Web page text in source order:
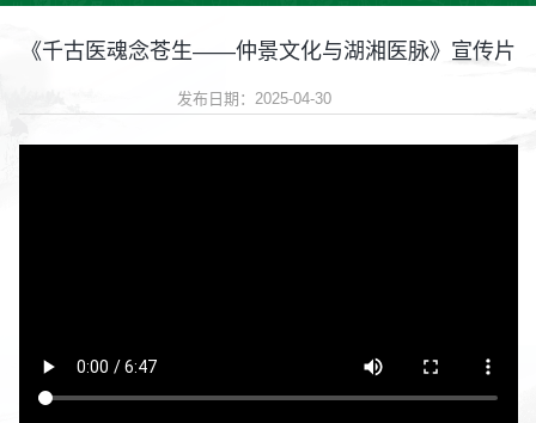
《千古医魂念苍生——仲景文化与湖湘医脉》宣传片
发布日期：2025-04-30